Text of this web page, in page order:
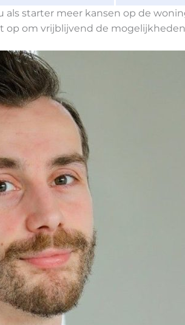
starter meer kansen op de
om vrijblijvend de